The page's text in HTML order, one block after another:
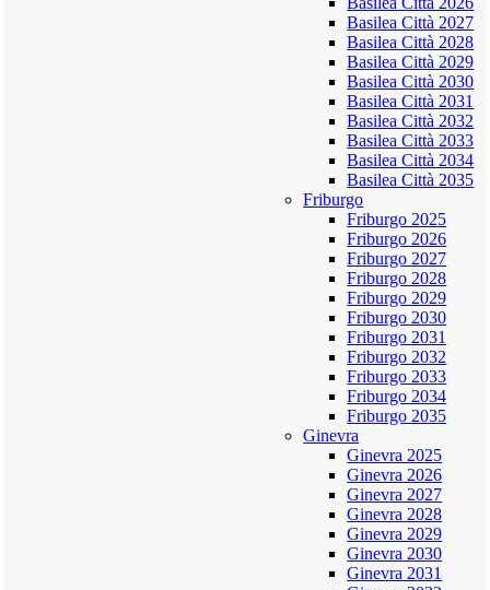
Basilea Città 2027
Basilea Città 2028
Basilea Città 2029
Basilea Città 2030
Basilea Città 2031
Basilea Città 2032
Basilea Città 2033
Basilea Città 2034
Basilea Città 2035
Friburgo
Friburgo 2025
Friburgo 2026
Friburgo 2027
Friburgo 2028
Friburgo 2029
Friburgo 2030
Friburgo 2031
Friburgo 2032
Friburgo 2033
Friburgo 2034
Friburgo 2035
Ginevra
Ginevra 2025
Ginevra 2026
Ginevra 2027
Ginevra 2028
Ginevra 2029
Ginevra 2030
Ginevra 2031